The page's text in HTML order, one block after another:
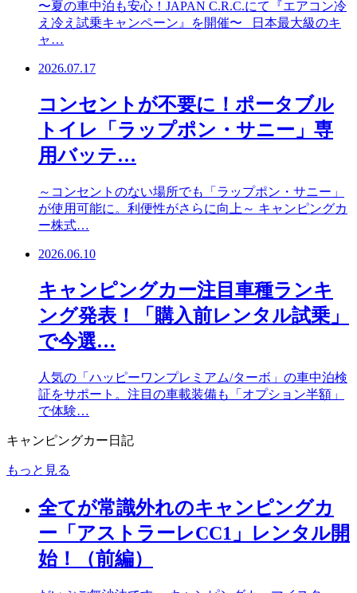
〜夏の車中泊も安心！JAPAN C.R.C.にて『エアコン冷
え冷え試乗キャンペーン』を開催〜 日本最大級のキ
ャ…
2026.07.17
コンセントが不要に！ポータブル
トイレ「ラップポン・サニー」専
用バッテ…
～コンセントのない場所でも「ラップポン・サニー」
が使用可能に。利便性がさらに向上～ キャンピングカ
ー株式…
2026.06.10
キャンピングカー注目車種ランキ
ング発表！「購入前レンタル試乗」
で今選…
人気の「ハッピーワンプレミアム/ターボ」の車中泊検
証をサポート。注目の車載装備も「オプション半額」
で体験…
キャンピングカー日記
もっと見る
全てが常識外れのキャンピングカ
ー「アストラーレCC1」レンタル開
始！（前編）